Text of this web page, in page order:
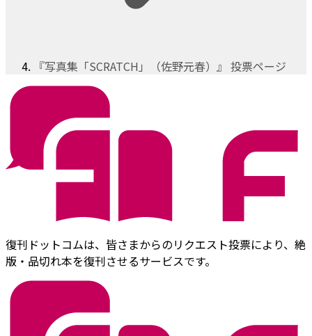
『写真集「SCRATCH」（佐野元春）』 投票ページ
復刊ドットコムは、皆さまからのリクエスト投票により、絶
版・品切れ本を復刊させるサービスです。